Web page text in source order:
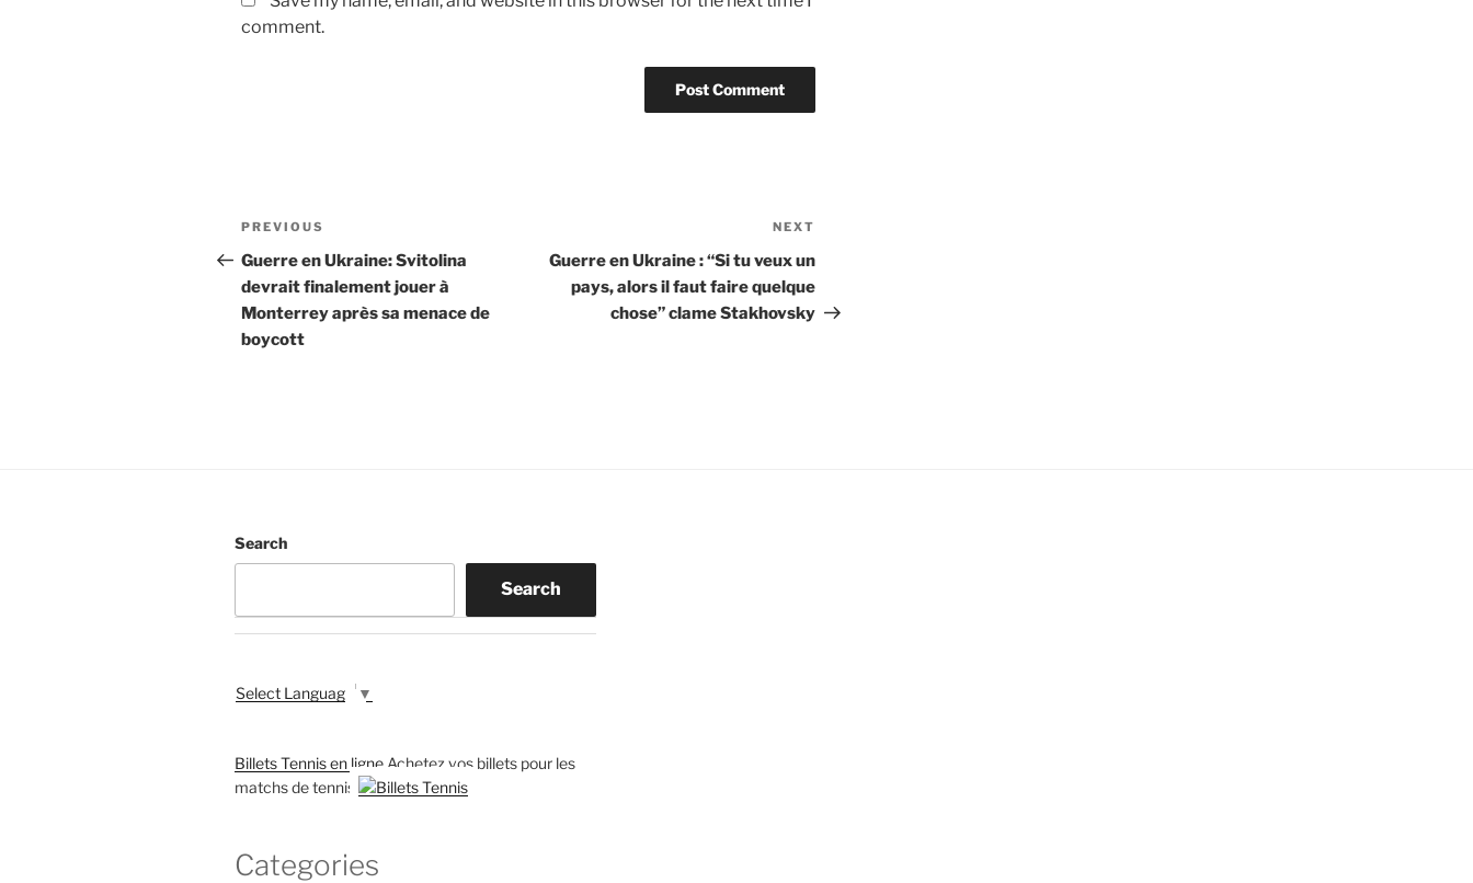
comment.
Post
navigation
Previous
Post
PREVIOUS
Guerre en Ukraine: Svitolina
devrait finalement jouer à
Monterrey après sa menace de
boycott
Post
NEXT
Guerre en Ukraine : “Si tu veux un
pays, alors il faut faire quelque
chose” clame Stakhovsky
Search
Search
Select Language ▼
Billets Tennis en ligne Achetez vos billets pour les
matchs de tennis
Categories